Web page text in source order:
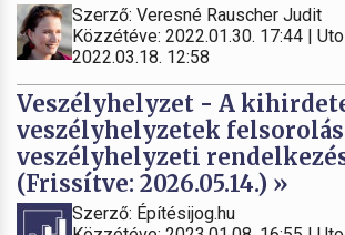
Szerző: Veresné Rauscher Judit
Közzétéve: 2022.01.30. 17:44 |
2022.03.18. 12:58
Veszélyhelyzet - A
veszélyhelyzetek
veszélyhelyzeti
(Frissítve: 2026.05.14.) »
Szerző: Építésijog.hu